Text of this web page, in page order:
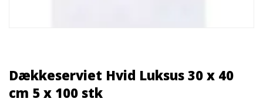
Dækkeserviet Hvid Luksus 30 x 40
cm 5 x 100 stk